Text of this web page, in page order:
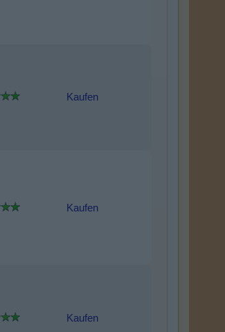
Kaufen
Kaufen
Kaufen